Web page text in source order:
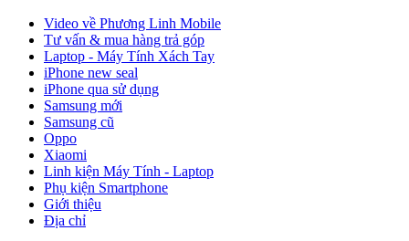
Video về Phương Linh Mobile
Tư vấn & mua hàng trả góp
Laptop - Máy Tính Xách Tay
iPhone new seal
iPhone qua sử dụng
Samsung mới
Samsung cũ
Oppo
Xiaomi
Linh kiện Máy Tính - Laptop
Phụ kiện Smartphone
Giới thiệu
Địa chỉ